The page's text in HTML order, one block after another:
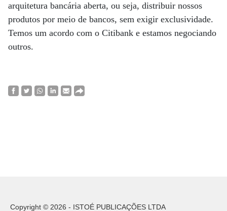
arquitetura bancária aberta, ou seja, distribuir nossos
produtos por meio de bancos, sem exigir exclusividade.
Temos um acordo com o Citibank e estamos negociando
outros.
Copyright © 2026 - ISTOÉ PUBLICAÇÕES LTDA